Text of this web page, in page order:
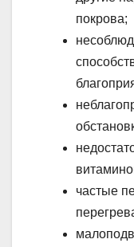
покрова;
частые